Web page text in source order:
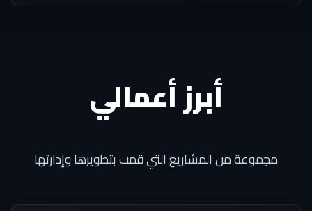
أبرز أعمالي
مجموعة من المشاريع التي قمت بتطويرها وإدارتها